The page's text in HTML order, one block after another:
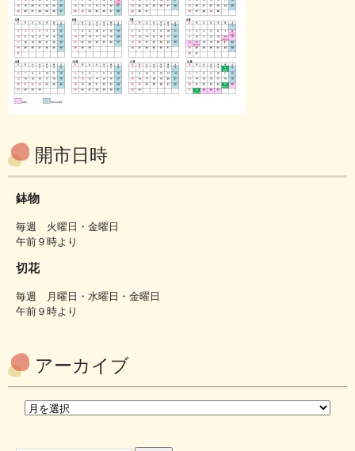
開市日時
鉢物
毎週 火曜日・金曜日
午前９時より
切花
毎週 月曜日・水曜日・金曜日
午前９時より
アーカイブ